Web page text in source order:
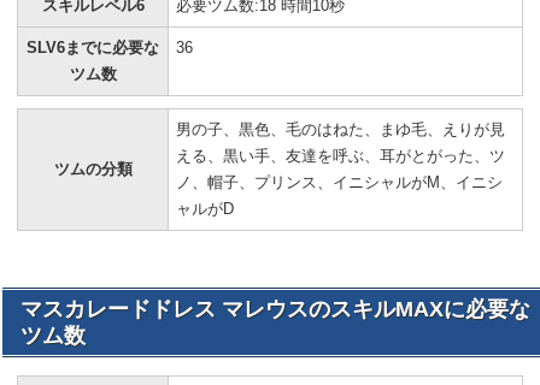
スキルレベル6 必要ツム数:18 時間10秒
SLV6までに必要な
ツム数
36
ツムの分類
男の子、黒色、毛のはねた、まゆ毛、えりが見
える、黒い手、友達を呼ぶ、耳がとがった、ツ
ノ、帽子、プリンス、イニシャルがM、イニシ
ャルがD
マスカレードドレス マレウスのスキルMAXに必要な
ツム数